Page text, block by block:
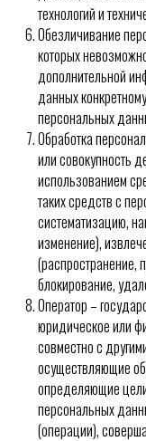
технологий и
Обезличивание
которых
дополнительной
данных
персональных
Обработка
или совокупность
использованием
таких средств с
систематизацию,
изменение),
(распространение,
блокирование,
Оператор –
юридическое или
совместно с
осуществляющие
определяющие
персональных
(операции),